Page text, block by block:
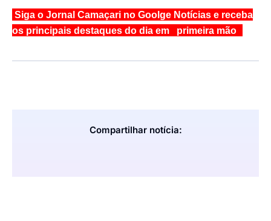
Siga o Jornal Camaçari no Goolge Notícias e receba
os principais destaques do dia em primeira mão
Compartilhar notícia: